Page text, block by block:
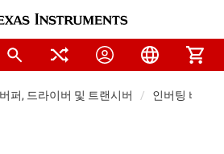
버퍼, 드라이버 및 트랜시버 인버팅 버퍼